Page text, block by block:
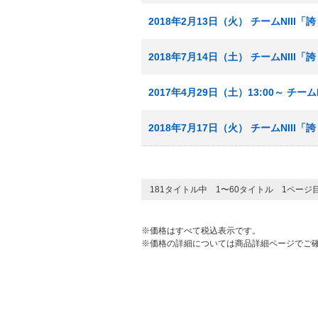
2018年2月13日（火） チームNIII「
2018年7月14日（土） チームNIII「
2017年4月29日（土）13:00～ チー
2018年7月17日（火） チームNIII「
181タイトル中 1〜60タイトル 1ページ
※価格はすべて税込表示です。
※価格の詳細については商品詳細ページでご